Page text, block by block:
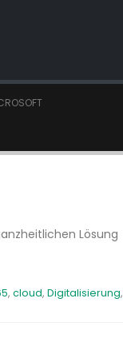
Lösung
, cloud, Digitalisierung,